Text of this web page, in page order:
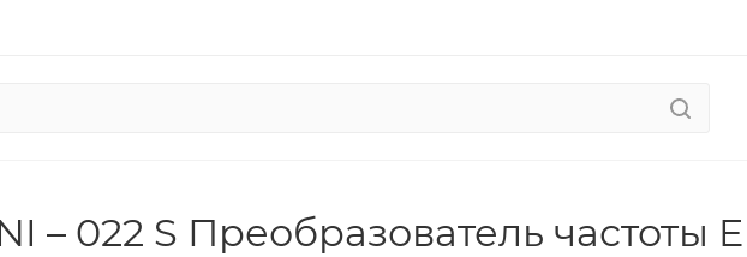
– 022 S Преобразователь частоты